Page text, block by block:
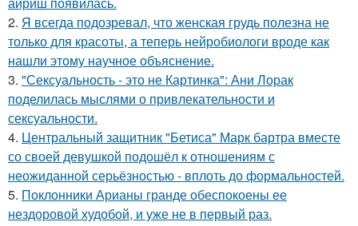
2. Я всегда подозревал, что женская грудь полезна не
только для красоты, а теперь нейробиологи вроде как
нашли этому научное объяснение.
3. "Сексуальность - это не Картинка": Ани Лорак
поделилась мыслями о привлекательности и
сексуальности.
4. Центральный защитник "Бетиса" Марк бартра вместе
со своей девушкой подошёл к отношениям с
неожиданной серьёзностью - вплоть до формальностей.
5. Поклонники Арианы гранде обеспокоены ее
нездоровой худобой, и уже не в первый раз.